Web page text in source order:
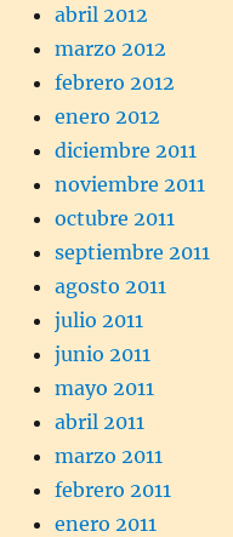
abril 2012
marzo 2012
febrero 2012
enero 2012
diciembre 2011
noviembre 2011
octubre 2011
septiembre 2011
agosto 2011
julio 2011
junio 2011
mayo 2011
abril 2011
marzo 2011
febrero 2011
enero 2011